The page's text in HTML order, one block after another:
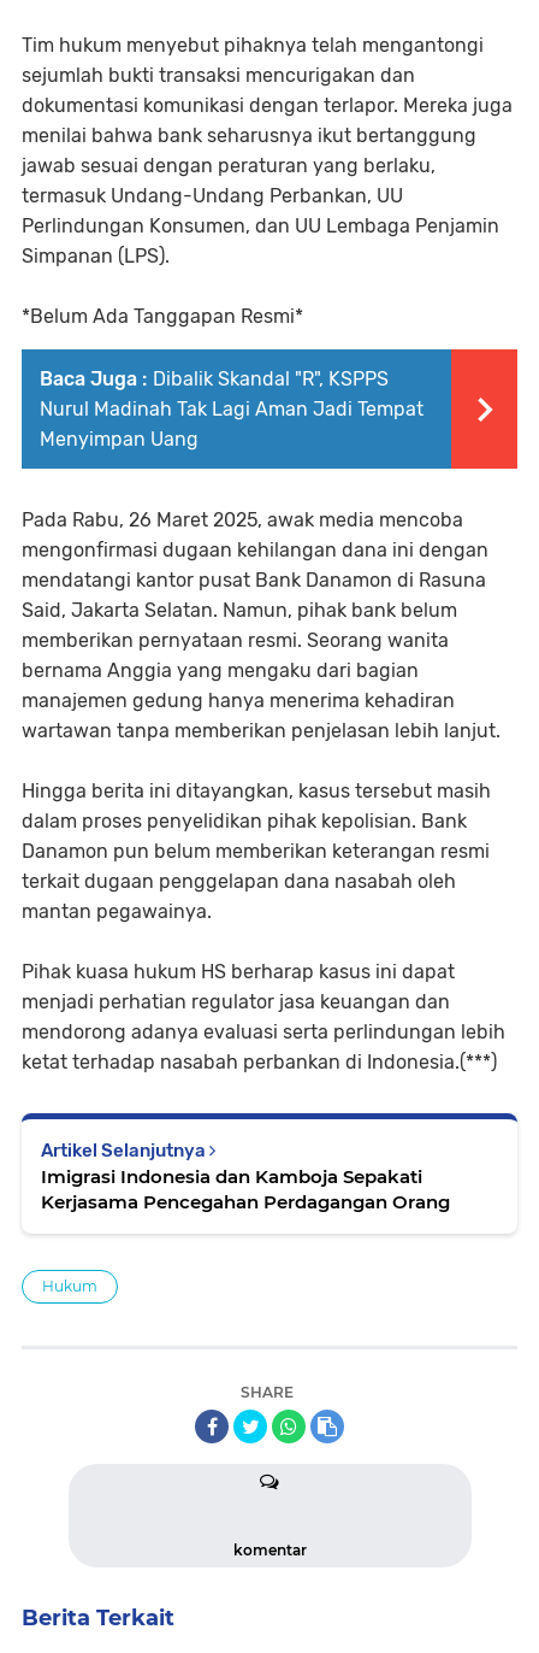
Tim hukum menyebut pihaknya telah mengantongi
sejumlah bukti transaksi mencurigakan dan
dokumentasi komunikasi dengan terlapor. Mereka juga
menilai bahwa bank seharusnya ikut bertanggung
jawab sesuai dengan peraturan yang berlaku,
termasuk Undang-Undang Perbankan, UU
Perlindungan Konsumen, dan UU Lembaga Penjamin
Simpanan (LPS).
*Belum Ada Tanggapan Resmi*
Baca Juga : Dibalik Skandal "R", KSPPS
Nurul Madinah Tak Lagi Aman Jadi Tempat
Menyimpan Uang
Pada Rabu, 26 Maret 2025, awak media mencoba
mengonfirmasi dugaan kehilangan dana ini dengan
mendatangi kantor pusat Bank Danamon di Rasuna
Said, Jakarta Selatan. Namun, pihak bank belum
memberikan pernyataan resmi. Seorang wanita
bernama Anggia yang mengaku dari bagian
manajemen gedung hanya menerima kehadiran
wartawan tanpa memberikan penjelasan lebih lanjut.
Hingga berita ini ditayangkan, kasus tersebut masih
dalam proses penyelidikan pihak kepolisian. Bank
Danamon pun belum memberikan keterangan resmi
terkait dugaan penggelapan dana nasabah oleh
mantan pegawainya.
Pihak kuasa hukum HS berharap kasus ini dapat
menjadi perhatian regulator jasa keuangan dan
mendorong adanya evaluasi serta perlindungan lebih
ketat terhadap nasabah perbankan di Indonesia.(***)
Artikel Selanjutnya
Imigrasi Indonesia dan Kamboja Sepakati
Kerjasama Pencegahan Perdagangan Orang
Hukum
SHARE
komentar
Berita Terkait